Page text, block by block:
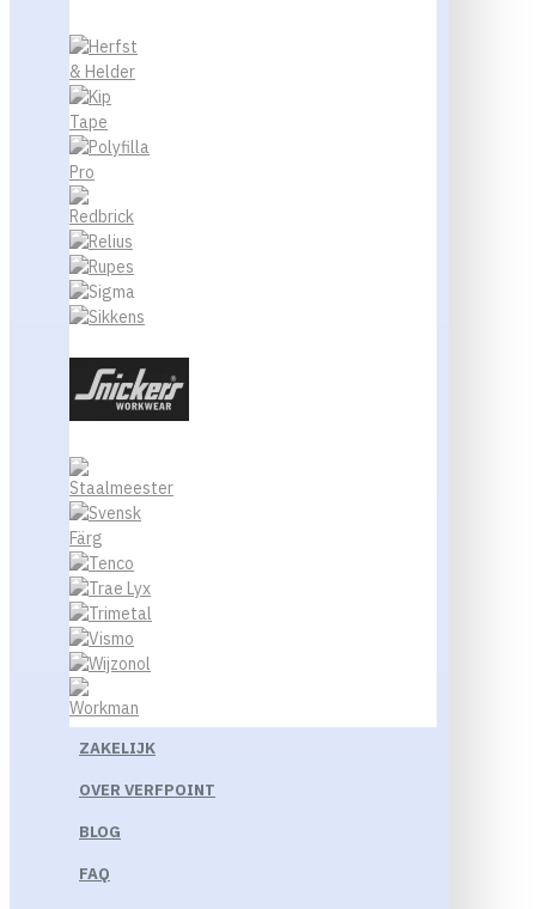
ZAKELIJK
OVER VERFPOINT
BLOG
FAQ